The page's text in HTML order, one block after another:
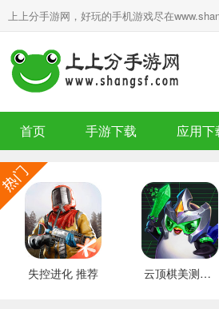
上上分手游网，好玩的手机游戏尽在
首页 手游下载 应用下
失控进化 推荐 云顶棋美测服 最新版